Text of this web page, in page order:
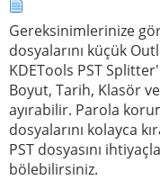
Gereksinimlerinize
dosyalarını küçük
KDETools PST
Boyut, Tarih, Klasör
ayırabilir. Parola
dosyalarını kolayca
PST dosyasını
bölebilirsiniz.